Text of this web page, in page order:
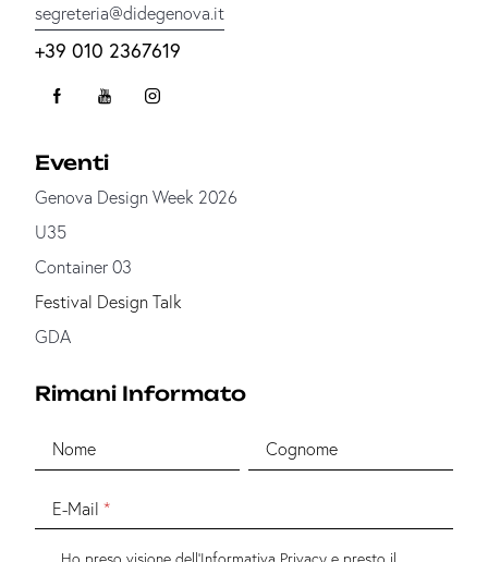
segreteria@didegenova.it
+39 010 2367619
Eventi
Genova Design Week 2026
U35
Container 03
Festival Design Talk
GDA
Rimani Informato
Nome Cognome
E-Mail